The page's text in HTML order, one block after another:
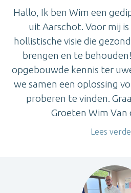
Hallo, Ik ben Wim een
uit Aarschot. Voor mij
hollistische visie die
brengen en te
opgebouwde kennis ter
we samen een oplossing
proberen te vinden.
Groeten Wim Van
Lees